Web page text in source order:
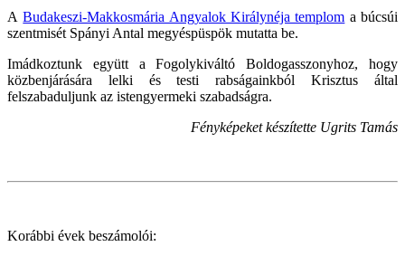
ABudakeszi-Makkosmária Angyalok Királynéja templom a búcsúi
szentmisét Spányi Antal megyéspüspök mutatta be.
Imádkoztunk együtt a Fogolykiváltó Boldogasszonyhoz, hogy
közbenjárására lelki és testi rabságainkból Krisztus által
felszabaduljunk az istengyermeki szabadságra.
Fényképeket készítette Ugrits Tamás
Korábbi évek beszámolói: